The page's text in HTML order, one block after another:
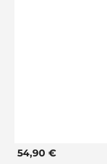
54,90 €